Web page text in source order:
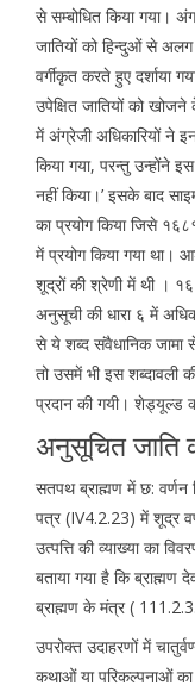
से सम्बोधित किया गया।
जातियों को हिन्दुओं से अलग
वर्गीकृत करते हुए दर्शाया
उपेक्षित जातियों को
में अंग्रेजी अधिकारियों ने
किया गया, परन्तु उन्होंने
नहीं किया।’ इसके बाद
का प्रयोग किया जिसे
में प्रयोग किया गया था।
शूद्रों की श्रेणी में थी ।
अनुसूची की धारा ६ में
से ये शब्द संवैधानिक जामा
तो उसमें भी इस शब्दावली
प्रदान की गयी। शेड्यूल्ड
अनुसूचित जाति
सतपथ ब्राह्मण में छ:
पत्र (IV4.2.23) में शूद्र
उत्पत्ति की व्याख्या का
बताया गया है कि
ब्राह्मण के मंत्र (
उपरोक्त उदाहरणों में
कथाओं या परिकल्पनाओं